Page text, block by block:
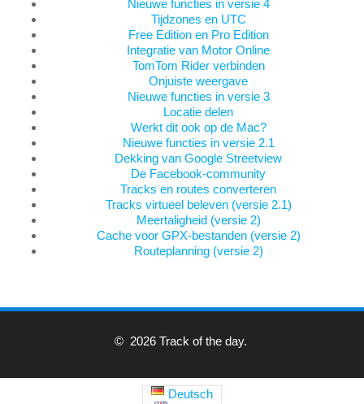
Nieuwe functies in versie 4
Tijdzones en UTC
Free Edition en Pro Edition
Integratie van Motor Online
TomTom Rider verbinden
Onjuiste weergave
Nieuwe functies in versie 3
Locatie delen
Werkt dit ook op de Mac?
Nieuwe functies in versie 2.1
Dekking van Google Streetview
De Facebook-community
Tracks en routes converteren
Tracks virtueel beleven (versie 2.1)
Meertaligheid (versie 2)
Cache voor GPX-bestanden (versie 2)
Routeplanning (versie 2)
© 2026 Track of the day.
Deutsch